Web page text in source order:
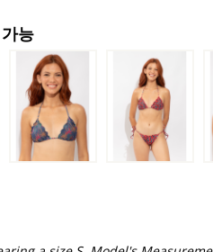
능